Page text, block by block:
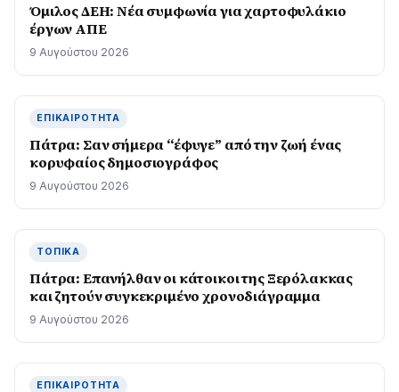
Όμιλος ΔΕΗ: Νέα συμφωνία για χαρτοφυλάκιο
έργων ΑΠΕ
9 Αυγούστου 2026
ΕΠΙΚΑΙΡΌΤΗΤΑ
Πάτρα: Σαν σήμερα “έφυγε” από την ζωή ένας
κορυφαίος δημοσιογράφος
9 Αυγούστου 2026
ΤΟΠΙΚΆ
Πάτρα: Επανήλθαν οι κάτοικοι της Ξερόλακκας
και ζητούν συγκεκριμένο χρονοδιάγραμμα
9 Αυγούστου 2026
ΕΠΙΚΑΙΡΌΤΗΤΑ